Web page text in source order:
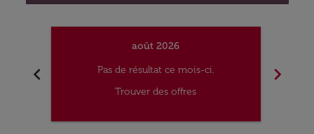
chevron_left
août 2026
Pas de résultat ce mois-ci.
Trouver des offres
chevron_right